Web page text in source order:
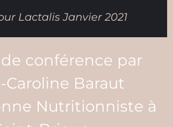
Lactalis Janvier 2021